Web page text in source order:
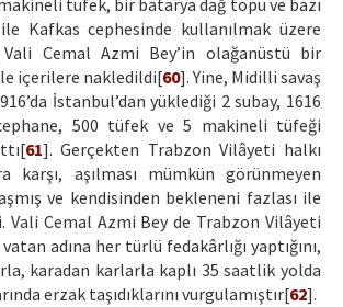
tüfek, bir batarya dağ topu ve bazı
Kafkas cephesinde kullanılmak üzere
Cemal Azmi Bey’in olağanüstü bir
içerilere nakledildi[60]. Yine, Midilli savaş
İstanbul’dan yüklediği 2 subay, 1616
500 tüfek ve 5 makineli tüfeği
61]. Gerçekten Trabzon Vilâyeti halkı
karşı, aşılması mümkün görünmeyen
ve kendisinden bekleneni fazlası ile
Cemal Azmi Bey de Trabzon Vilâyeti
adına her türlü fedakârlığı yaptığını,
karadan karlarla kaplı 35 saatlik yolda
erzak taşıdıklarını vurgulamıştır[62].